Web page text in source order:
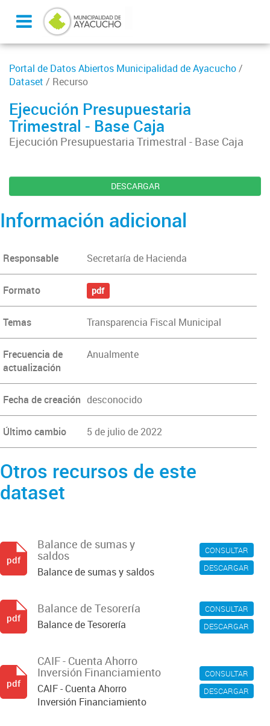
Portal de Datos Abiertos Municipalidad de Ayacucho/
Dataset / Recurso
Ejecución Presupuestaria
Trimestral - Base Caja
Ejecución Presupuestaria Trimestral - Base Caja
DESCARGAR
Información adicional
Responsable Secretaría de Hacienda
Formato pdf
Temas Transparencia Fiscal Municipal
Frecuencia de
actualización
Anualmente
Fecha de creación desconocido
Último cambio 5 de julio de 2022
Otros recursos de este
dataset
CONSULTAR
DESCARGAR
Balance de sumas y
saldos
Balance de sumas y saldos
pdf
CONSULTAR
DESCARGAR
Balance de Tesorería
Balance de Tesorería
pdf
CONSULTAR
DESCARGAR
CAIF - Cuenta Ahorro
Inversión Financiamiento
CAIF - Cuenta Ahorro
Inversión Financiamiento
pdf